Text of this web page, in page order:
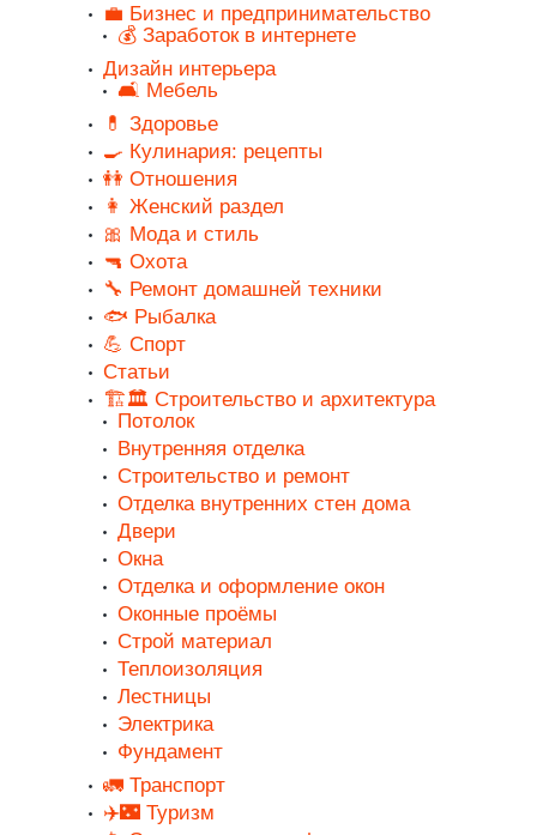
💼 Бизнес и предпринимательство
💰 Заработок в интернете
Дизайн интерьера
🛋️ Мебель
💊 Здоровье
🍳 Кулинария: рецепты
👭 Отношения
👩 Женский раздел
🎀 Мода и стиль
🔫 Охота
🔧 Ремонт домашней техники
🐟 Рыбалка
💪 Спорт
Статьи
🏗️🏛️ Строительство и архитектура
Потолок
Внутренняя отделка
Строительство и ремонт
Отделка внутренних стен дома
Двери
Окна
Отделка и оформление окон
Оконные проёмы
Строй материал
Теплоизоляция
Лестницы
Электрика
Фундамент
🚛 Транспорт
✈️🌃 Туризм